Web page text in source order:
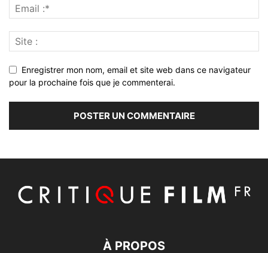
Enregistrer mon nom, email et site web dans ce navigateur
pour la prochaine fois que je commenterai.
À PROPOS